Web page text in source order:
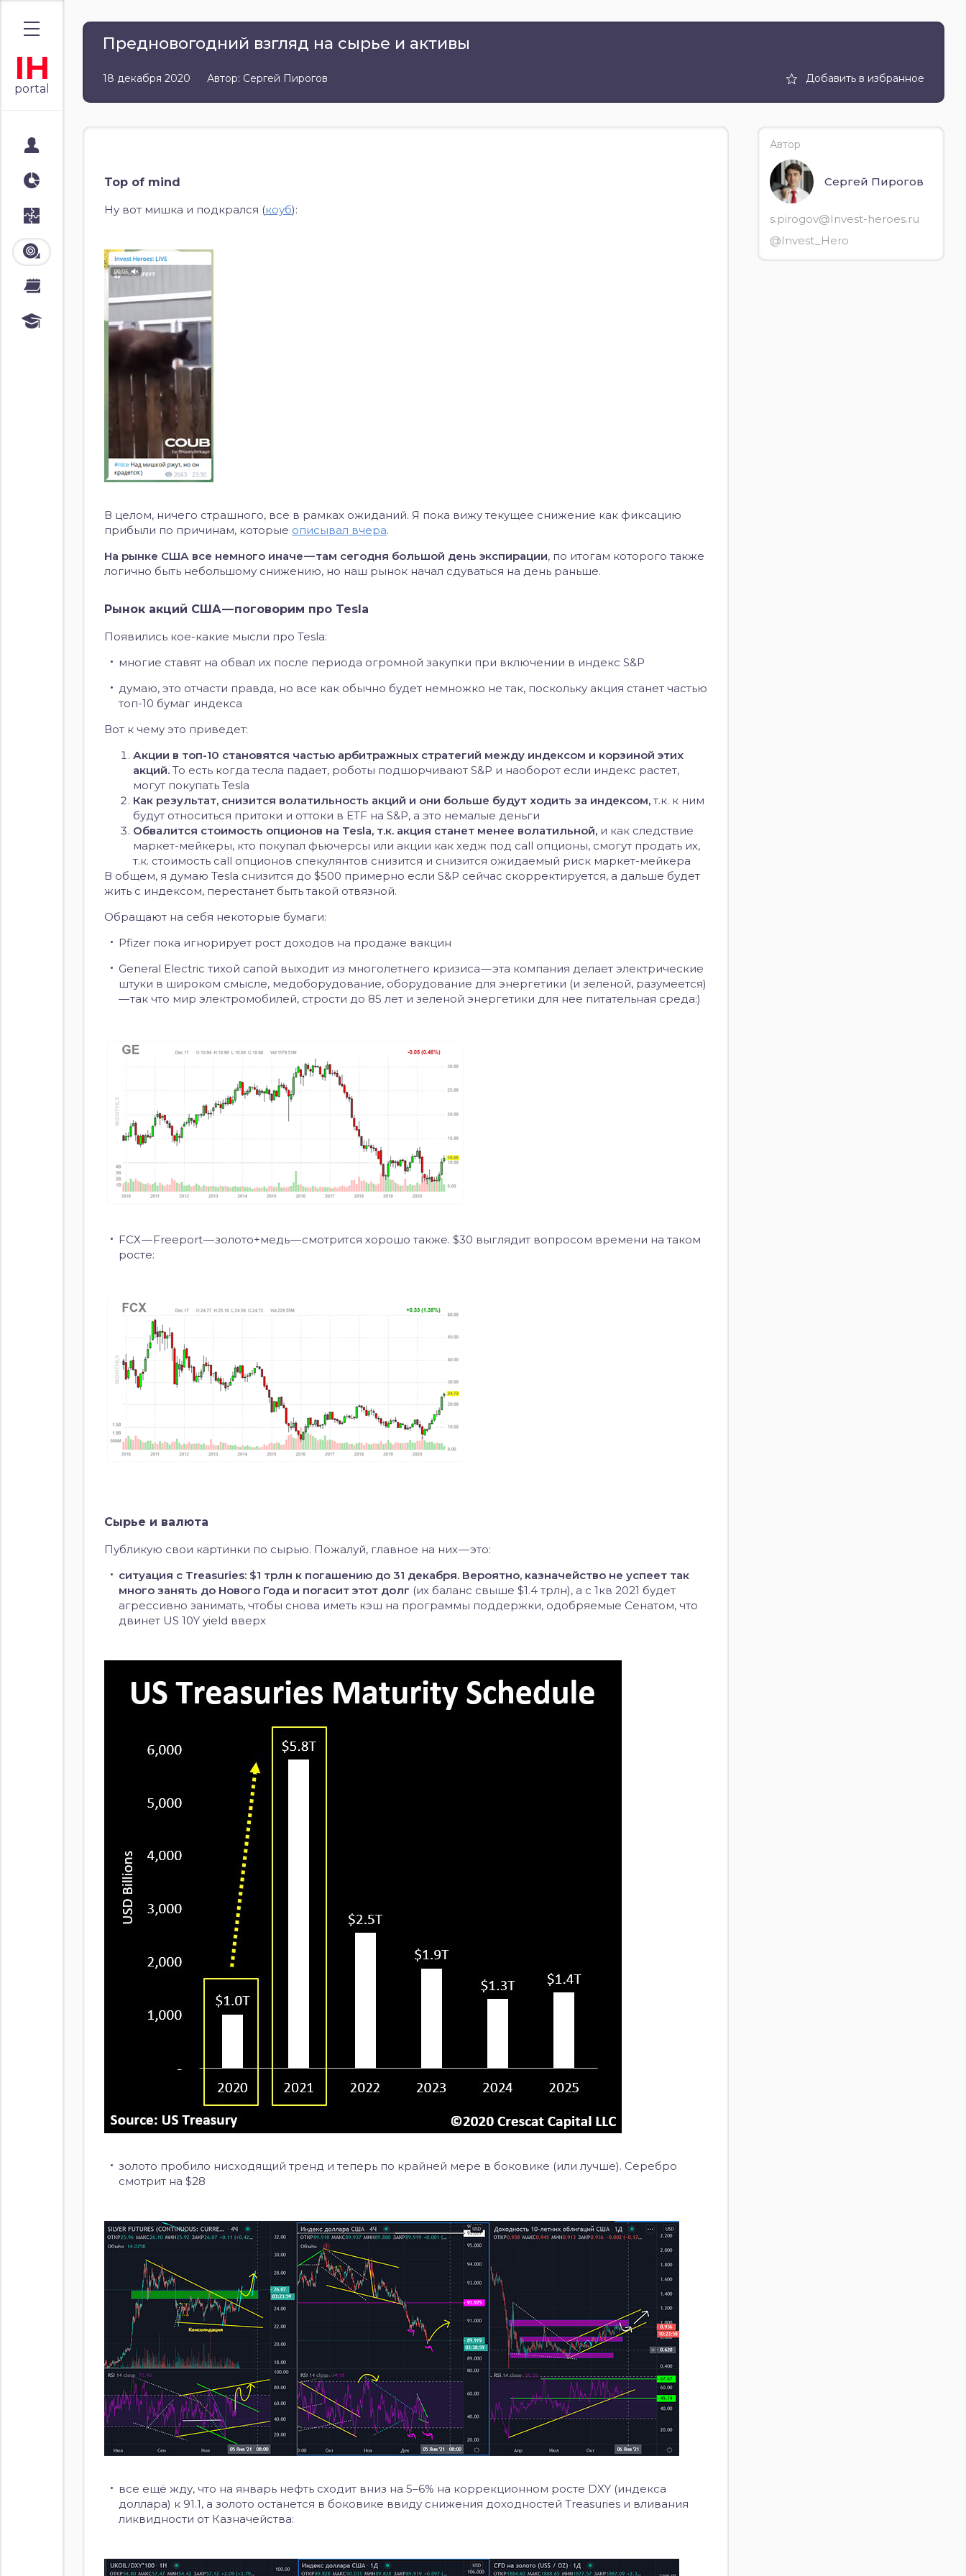
IH
portal
Аналитика
Стратегии
Лента
Предновогодний взгляд на сырье и активы
18 декабря 2020 Автор: Сергей Пирогов Добавить в избранное
Top of mind
Ну вот мишка и подкрался (коуб):
В целом, ничего страшного, все в рамках ожиданий. Я пока вижу текущее снижение как фиксацию
прибыли по причинам, которые описывал вчера.
На рынке США все немного иначе — там сегодня большой день экспирации, по итогам которого также
логично быть небольшому снижению, но наш рынок начал сдуваться на день раньше.
Рынок акций США — поговорим про Tesla
Появились кое-какие мысли про Tesla:
многие ставят на обвал их после периода огромной закупки при включении в индекс S&P
думаю, это отчасти правда, но все как обычно будет немножко не так, поскольку акция станет частью
топ-10 бумаг индекса
Вот к чему это приведет:
Акции в топ-10 становятся частью арбитражных стратегий между индексом и корзиной этих
акций. То есть когда тесла падает, роботы подшорчивают S&P и наоборот если индекс растет,
могут покупать Tesla
Как результат, снизится волатильность акций и они больше будут ходить за индексом, т.к. к ним
будут относиться притоки и оттоки в ETF на S&P, а это немалые деньги
Обвалится стоимость опционов на Tesla, т.к. акция станет менее волатильной, и как следствие
маркет-мейкеры, кто покупал фьючерсы или акции как хедж под call опционы, смогут продать их,
т.к. стоимость call опционов спекулянтов снизится и снизится ожидаемый риск маркет-мейкера
В общем, я думаю Tesla снизится до $500 примерно если S&P сейчас скорректируется, а дальше будет
жить с индексом, перестанет быть такой отвязной.
Обращают на себя некоторые бумаги:
Pfizer пока игнорирует рост доходов на продаже вакцин
General Electric тихой сапой выходит из многолетнего кризиса — эта компания делает электрические
штуки в широком смысле, медоборудование, оборудование для энергетики (и зеленой, разумеется)
— так что мир электромобилей, стрости до 85 лет и зеленой энергетики для нее питательная среда:)
FCX — Freeport — золото+медь — смотрится хорошо также. $30 выглядит вопросом времени на таком
росте:
Сырье и валюта
Публикую свои картинки по сырью. Пожалуй, главное на них — это:
ситуация с Treasuries: $1 трлн к погашению до 31 декабря. Вероятно, казначейство не успеет так
много занять до Нового Года и погасит этот долг (их баланс свыше $1.4 трлн), а с 1кв 2021 будет
агрессивно занимать, чтобы снова иметь кэш на программы поддержки, одобряемые Сенатом, что
двинет US 10Y yield вверх
золото пробило нисходящий тренд и теперь по крайней мере в боковике (или лучше). Серебро
смотрит на $28
все ещё жду, что на январь нефть сходит вниз на 5–6% на коррекционном росте DXY (индекса
доллара) к 91.1, а золото останется в боковике ввиду снижения доходностей Treasuries и вливания
ликвидности от Казначейства:
Автор
Сергей Пирогов
s.pirogov@Invest-heroes.ru
@Invest_Hero